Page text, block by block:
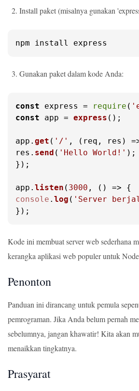
Install paket (misalnya gunakan
npm install express
Gunakan paket dalam kode Anda:
const express = require (
const app = express ();
app. get ( '/' , ( req, res )
res. send ( 'Hello World!' );
});
app. listen ( 3000 , () =>
console . log ( 'Server
});
Kode ini membuat server web sederhana
kerangka aplikasi web populer untuk
Penonton
Panduan ini dirancang untuk pemula
pemrograman. Jika Anda belum pernah
sebelumnya, jangan khawatir! Kita akan
menaikkan tingkatnya.
Prasyarat